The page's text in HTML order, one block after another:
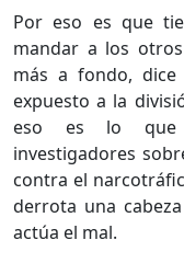
Por eso es que
mandar a los
más a fondo,
expuesto a la
eso es lo que
investigadores
contra el
derrota una
actúa el mal.